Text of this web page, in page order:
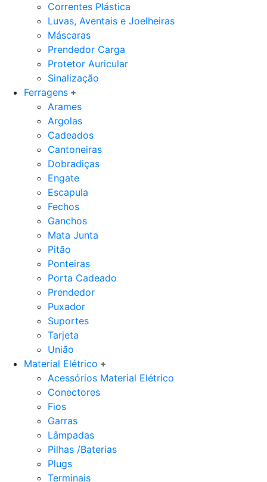
Correntes Plástica
Luvas, Aventais e Joelheiras
Máscaras
Prendedor Carga
Protetor Auricular
Sinalização
Ferragens
Arames
Argolas
Cadeados
Cantoneiras
Dobradiças
Engate
Escapula
Fechos
Ganchos
Mata Junta
Pitão
Ponteiras
Porta Cadeado
Prendedor
Puxador
Suportes
Tarjeta
União
Material Elétrico
Acessórios Material Elétrico
Conectores
Fios
Garras
Lâmpadas
Pilhas /Baterias
Plugs
Terminais